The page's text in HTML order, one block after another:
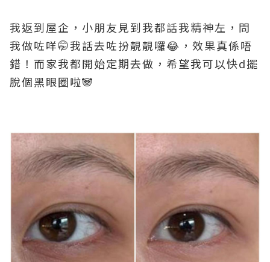
我返到屋企，小朋友見到我都話我精神左，問
我做咗咩🤭我話去咗扮靚靚囉😂，效果真係唔
錯！而家我都開始定期去做，希望我可以快d擺
脫個黑眼圈啦🐼